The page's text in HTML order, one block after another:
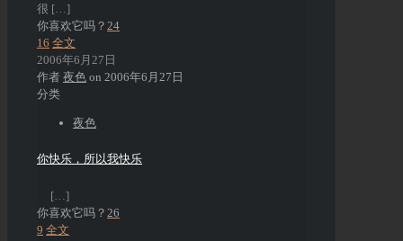
很 […]
你喜欢它吗？ 24
16 全文
2006年6月27日
作者 夜色 on 2006年6月27日
分类
夜色
你快乐，所以我快乐
[…]
你喜欢它吗？ 26
9 全文